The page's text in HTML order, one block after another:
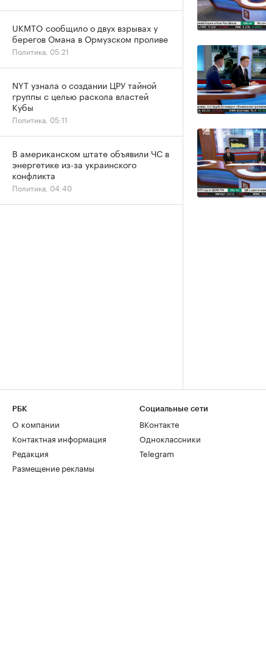
UKMTO сообщило о двух взрывах у
берегов Омана в Ормузском проливе
Политика, 05:21
NYT узнала о создании ЦРУ тайной
группы с целью раскола властей
Кубы
Политика, 05:11
В американском штате объявили ЧС в
энергетике из-за украинского
конфликта
Политика, 04:40
РБК
О компании
Контактная информация
Редакция
Размещение рекламы
Социальные сети
ВКонтакте
Одноклассники
Telegram